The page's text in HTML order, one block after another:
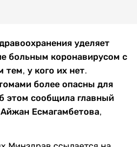
уделяет
больным коронавирусом с
у кого их нет.
более опасны для
этом сообщила главный
Есмагамбетова,